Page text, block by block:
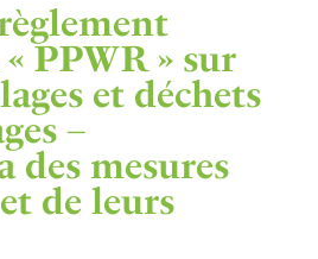
PPWR » sur
et déchets
–
des mesures
de leurs